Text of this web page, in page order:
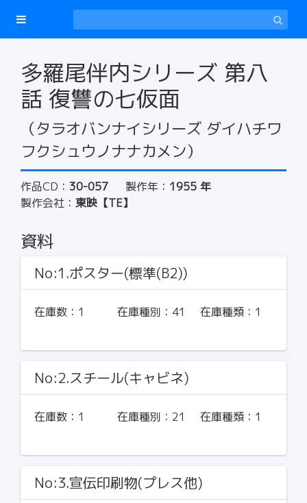
多羅尾伴内シリーズ 第八
話 復讐の七仮面
（タラオバンナイシリーズ ダイハチワ
フクシュウノナナカメン）
作品CD： 30-057 製作年： 1955 年
製作会社： 東映【TE】
資料
No:1.ポスター(標準(B2))
在庫数： 1 在庫種別： 41 在庫種類： 1
No:2.スチール(キャビネ)
在庫数： 1 在庫種別： 21 在庫種類： 1
No:3.宣伝印刷物(プレス他)